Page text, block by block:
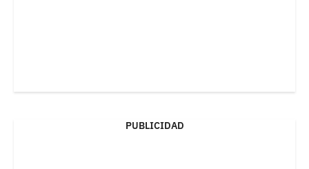
PUBLICIDAD